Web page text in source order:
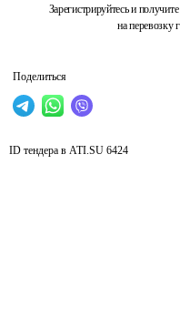
Зарегистрируйтесь и
на перевозку
Поделиться
ID тендера в ATI.SU 6424